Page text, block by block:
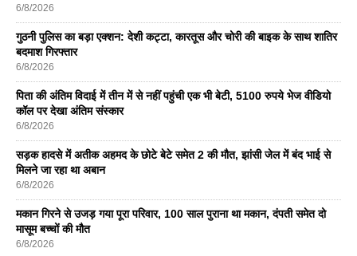
6/8/2026
गुठनी पुलिस का बड़ा एक्शन: देशी कट्टा, कारतूस और चोरी की बाइक के साथ शातिर
बदमाश गिरफ्तार
6/8/2026
पिता की अंतिम विदाई में तीन में से नहीं पहुंची एक भी बेटी, 5100 रुपये भेज वीडियो
कॉल पर देखा अंतिम संस्कार
6/8/2026
सड़क हादसे में अतीक अहमद के छोटे बेटे समेत 2 की मौत, झांसी जेल में बंद भाई से
मिलने जा रहा था अबान
6/8/2026
मकान गिरने से उजड़ गया पूरा परिवार, 100 साल पुराना था मकान, दंपती समेत दो
मासूम बच्चों की मौत
6/8/2026